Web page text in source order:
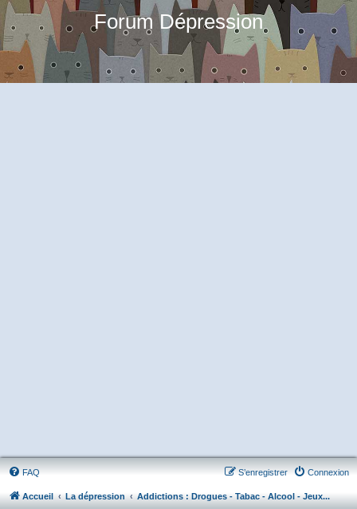
Forum Dépression
FAQ Connexion
S’enregistrer
Accueil La dépression Addictions : Drogues - Tabac - Alcool - Jeux...